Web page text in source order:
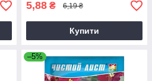
5,88 ₴ 6,19 ₴
Купити
–5%